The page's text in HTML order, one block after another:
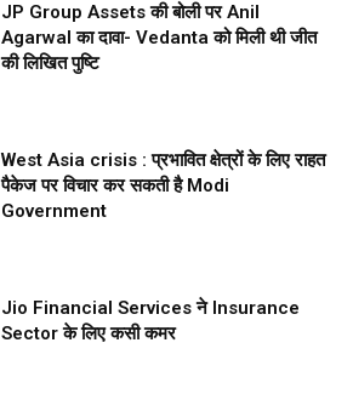
JP Group Assets की बोली पर Anil
Agarwal का दावा- Vedanta को मिली थी जीत
की लिखित पुष्टि
West Asia crisis : प्रभावित क्षेत्रों के लिए राहत
पैकेज पर विचार कर सकती है Modi
Government
Jio Financial Services ने Insurance
Sector के लिए कसी कमर